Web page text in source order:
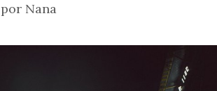
por Nana